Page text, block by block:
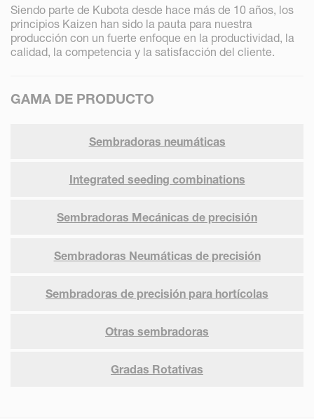
Siendo parte de Kubota desde hace más de 10 años, los
principios Kaizen han sido la pauta para nuestra
producción con un fuerte enfoque en la productividad, la
calidad, la competencia y la satisfacción del cliente.
GAMA DE PRODUCTO
Sembradoras neumáticas
Integrated seeding combinations
Sembradoras Mecánicas de precisión
Sembradoras Neumáticas de precisión
Sembradoras de precisión para hortícolas
Otras sembradoras
Gradas Rotativas